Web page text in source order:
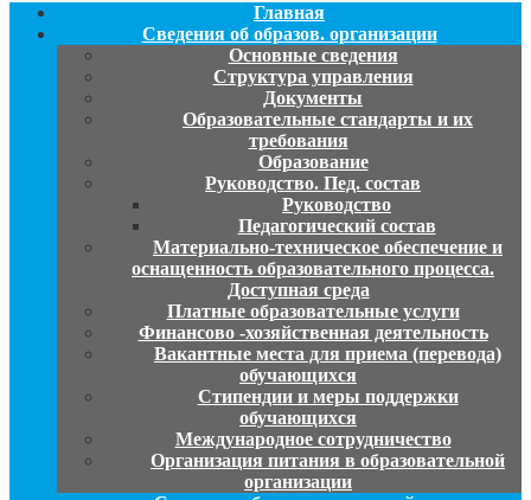
Главная
Сведения об образов. организации
Основные сведения
Структура управления
Документы
Образовательные стандарты и их
требования
Образование
Руководство. Пед. состав
Руководство
Педагогический состав
Материально-техническое обеспечение и
оснащенность образовательного процесса.
Доступная среда
Платные образовательные услуги
Финансово -хозяйственная деятельность
Вакантные места для приема (перевода)
обучающихся
Стипендии и меры поддержки
обучающихся
Международное сотрудничество
Организация питания в образовательной
организации